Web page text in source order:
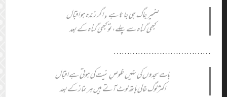
ضمیر جاگ ہی جاتا ہے,اگر زندہ ہو اقبال
کبھی گناہ سے پہلے، تو کبھی گناہ کے بعد
………………………………
بات سجدوں کی نہیں خلوصِ نیت کی ہوتی ہے اقبال
اکثر لوگ خالی ہاتھ لوٹ آتے ہیں ہر نماز کے بعد